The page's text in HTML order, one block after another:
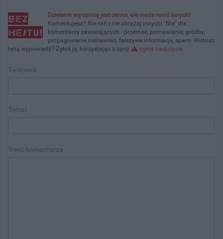
Dzielenie się opinią jest cenne, ale może ranić innych!
Komentujesz? Nie rań i nie obrażaj innych! "Nie" dla
komentarzy zawierających - przemoc, pomawianie, groźby,
propagowanie nienawiści, fałszywe informacje, spam. Widzisz
taką wypowiedź? Zgłoś ją, korzystając z opcji
zgłoś nadużycie.
Twój nick
Temat
Treść komentarza